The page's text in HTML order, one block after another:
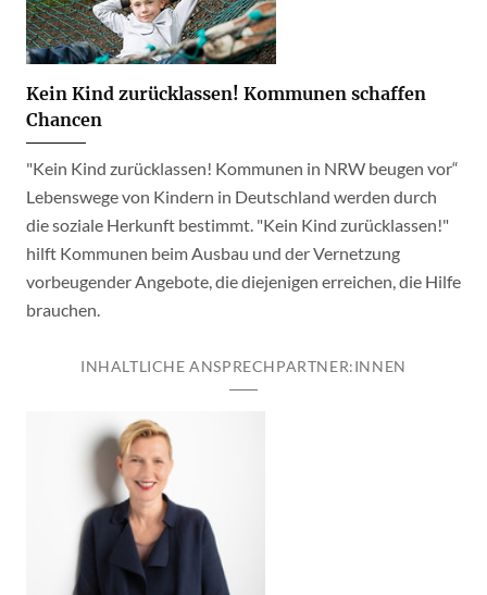
Kein Kind zurücklassen! Kommunen schaffen
Chancen
"Kein Kind zurücklassen! Kommunen in NRW beugen vor“
Lebenswege von Kindern in Deutschland werden durch
die soziale Herkunft bestimmt. "Kein Kind zurücklassen!"
hilft Kommunen beim Ausbau und der Vernetzung
vorbeugender Angebote, die diejenigen erreichen, die Hilfe
brauchen.
INHALTLICHE ANSPRECHPARTNER:INNEN